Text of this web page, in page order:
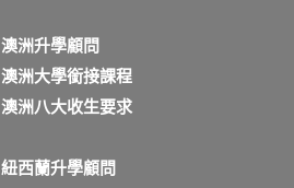
澳洲升學顧問
澳洲大學銜接課程
澳洲八大收生要求
紐西蘭升學顧問